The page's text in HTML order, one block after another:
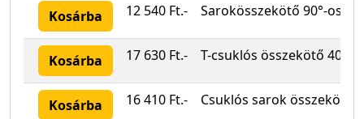
Kosárba 12 540 Ft.- Sarokösszekötő 90°-os
Kosárba 17 630 Ft.- T-csuklós összekötő 40
Kosárba 16 410 Ft.- Csuklós sarok összekötő